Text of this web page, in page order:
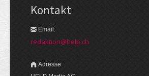
Kontakt
Email:
redaktion@help.ch
Adresse: